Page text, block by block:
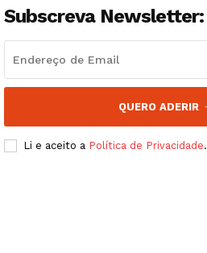
Subscreva Newsletter:
QUERO ADERIR
Li e aceito a Política de Privacidade.